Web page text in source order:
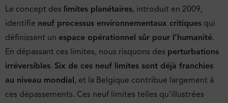
Le concept des limites planétaires, introduit en 2009,
identifie neuf processus environnementaux critiques qui
définissent un espace opérationnel sûr pour l’humanité.
En dépassant ces limites, nous risquons des perturbations
irréversibles. Six de ces neuf limites sont déjà franchies
au niveau mondial, et la Belgique contribue largement à
ces dépassements. Ces neuf limites telles qu’illustrées